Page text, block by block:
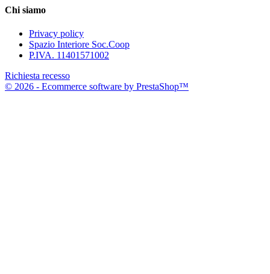
Chi siamo
Privacy policy
Spazio Interiore Soc.Coop
P.IVA. 11401571002
Richiesta recesso
© 2026 - Ecommerce software by PrestaShop™